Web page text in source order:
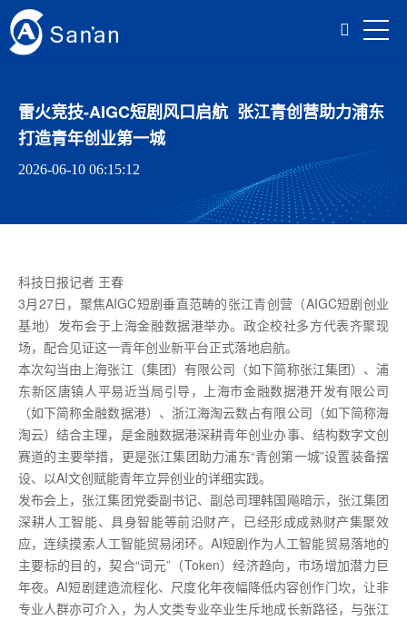
雷火竞技-AIGC短剧风口启航 张江青创营助力浦东
打造青年创业第一城
2026-06-10 06:15:12
科技日报记者 王春
3月27日，聚焦AIGC短剧垂直范畴的张江青创营（AIGC短剧创业
基地）发布会于上海金融数据港举办。政企校社多方代表齐聚现
场，配合见证这一青年创业新平台正式落地启航。
本次勾当由上海张江（集团）有限公司（如下简称张江集团）、浦
东新区唐镇人平易近当局引导，上海市金融数据港开发有限公司
（如下简称金融数据港）、浙江海淘云数占有限公司（如下简称海
淘云）结合主理，是金融数据港深耕青年创业办事、结构数字文创
赛道的主要举措，更是张江集团助力浦东“青创第一城”设置装备摆
设、以AI文创赋能青年立异创业的详细实践。
发布会上，张江集团党委副书记、副总司理韩国飚暗示，张江集团
深耕人工智能、具身智能等前沿财产，已经形成成熟财产集聚效
应，连续摸索人工智能贸易闭环。AI短剧作为人工智能贸易落地的
主要标的目的，契合“词元”（Token）经济趋向，市场增加潜力巨
年夜。AI短剧建造流程化、尺度化年夜幅降低内容创作门坎，让非
专业人群亦可介入，为人文类专业卒业生斥地成长新路径，与张江